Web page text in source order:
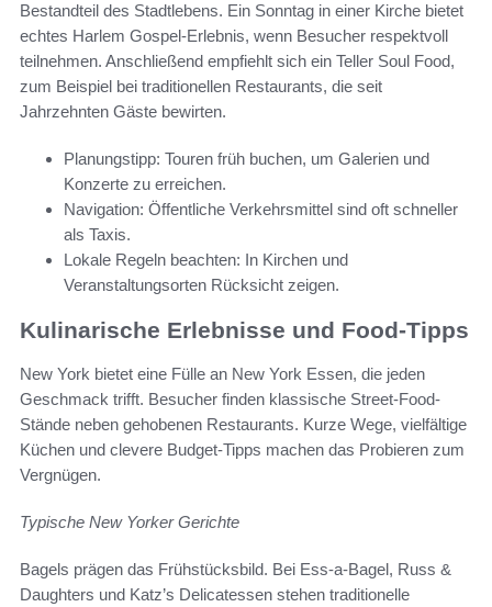
Bestandteil des Stadtlebens. Ein Sonntag in einer Kirche bietet
echtes Harlem Gospel-Erlebnis, wenn Besucher respektvoll
teilnehmen. Anschließend empfiehlt sich ein Teller Soul Food,
zum Beispiel bei traditionellen Restaurants, die seit
Jahrzehnten Gäste bewirten.
Planungstipp: Touren früh buchen, um Galerien und
Konzerte zu erreichen.
Navigation: Öffentliche Verkehrsmittel sind oft schneller
als Taxis.
Lokale Regeln beachten: In Kirchen und
Veranstaltungsorten Rücksicht zeigen.
Kulinarische Erlebnisse und Food-Tipps
New York bietet eine Fülle an New York Essen, die jeden
Geschmack trifft. Besucher finden klassische Street-Food-
Stände neben gehobenen Restaurants. Kurze Wege, vielfältige
Küchen und clevere Budget-Tipps machen das Probieren zum
Vergnügen.
Typische New Yorker Gerichte
Bagels prägen das Frühstücksbild. Bei Ess-a-Bagel, Russ &
Daughters und Katz’s Delicatessen stehen traditionelle